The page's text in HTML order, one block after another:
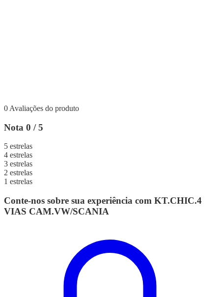
0 Avaliações do produto
Nota 0 / 5
5 estrelas
4 estrelas
3 estrelas
2 estrelas
1 estrelas
Conte-nos sobre sua experiência com KT.CHIC.4
VIAS CAM.VW/SCANIA